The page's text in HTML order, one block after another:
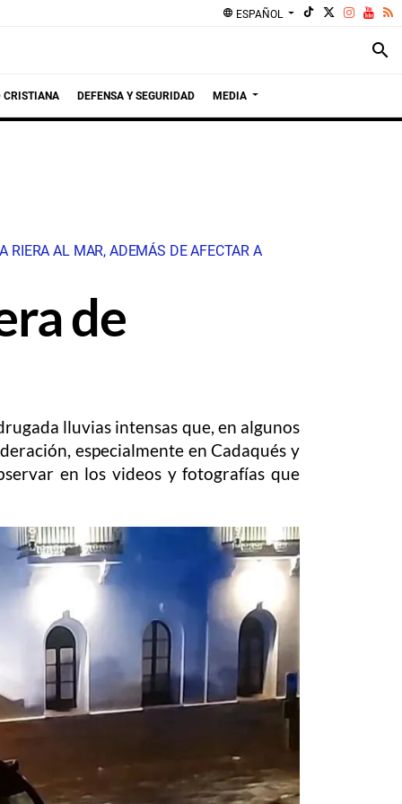
language ESPAÑOL
search
CRISTIANA DEFENSA Y SEGURIDAD MEDIA
RIERA AL MAR, ADEMÁS DE AFECTAR A
de
lluvias intensas que, en algunos
especialmente en Cadaqués y
en los videos y fotografías que